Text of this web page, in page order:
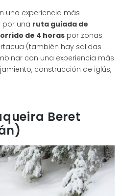
una experiencia más
por una ruta guiada de
de 4 horas por zonas
(también hay salidas
con una experiencia más
construcción de iglús,
Beret